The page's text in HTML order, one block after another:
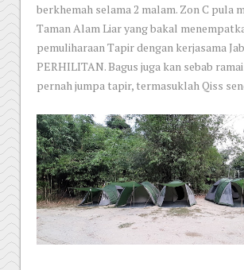
berkhemah selama 2 malam. Zon C pula
Taman Alam Liar yang bakal
pemuliharaan Tapir dengan kerjasama
PERHILITAN. Bagus juga kan sebab
pernah jumpa tapir, termasuklah Qiss